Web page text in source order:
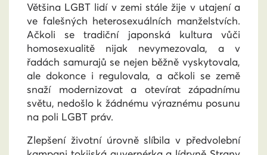
Většina LGBT lidí v zemi stále žije v utajení a
ve falešných heterosexuálních manželstvích.
Ačkoli se tradiční japonská kultura vůči
homosexualitě nijak nevymezovala, a v
řadách samurajů se nejen běžně vyskytovala,
ale dokonce i regulovala, a ačkoli se země
snaží modernizovat a otevírat západnímu
světu, nedošlo k žádnému výraznému posunu
na poli LGBT práv.
Zlepšení životní úrovně slíbila v předvolební